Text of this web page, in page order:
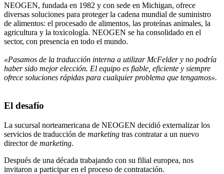
NEOGEN, fundada en 1982 y con sede en Michigan, ofrece
diversas soluciones para proteger la cadena mundial de suministro
de alimentos: el procesado de alimentos, las proteínas animales, la
agricultura y la toxicología. NEOGEN se ha consolidado en el
sector, con presencia en todo el mundo.
«Pasamos de la traducción interna a utilizar McFelder y no podría
haber sido mejor elección. El equipo es fiable, eficiente y siempre
ofrece soluciones rápidas para cualquier problema que tengamos».
El desafío
La sucursal norteamericana de NEOGEN decidió externalizar los
servicios de traducción de marketing tras contratar a un nuevo
director de marketing.
Después de una década trabajando con su filial europea, nos
invitaron a participar en el proceso de contratación.